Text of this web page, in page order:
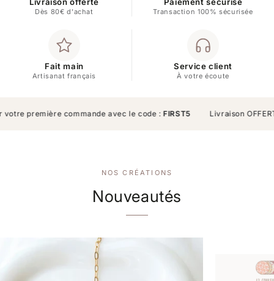
Dès 80€ d'achat Transaction 100% sécurisée
Fait main
Artisanat français
Service client
À votre écoute
première commande avec le code :FIRST5 Livraison
NOS CRÉATIONS
Nouveautés